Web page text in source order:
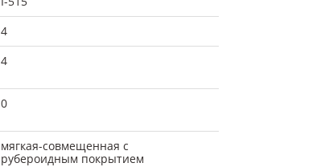
4
4
0
мягкая-совмещенная с
рубероидным покрытием